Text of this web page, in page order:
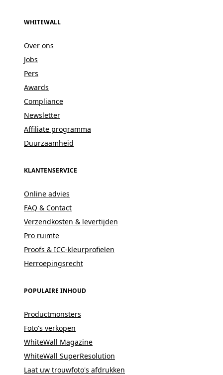
WHITEWALL
Over ons
Jobs
Pers
Awards
Compliance
Newsletter
Affiliate programma
Duurzaamheid
KLANTENSERVICE
Online advies
FAQ & Contact
Verzendkosten & levertijden
Pro ruimte
Proofs & ICC-kleurprofielen
Herroepingsrecht
POPULAIRE INHOUD
Productmonsters
Foto's verkopen
WhiteWall Magazine
WhiteWall SuperResolution
Laat uw trouwfoto's afdrukken